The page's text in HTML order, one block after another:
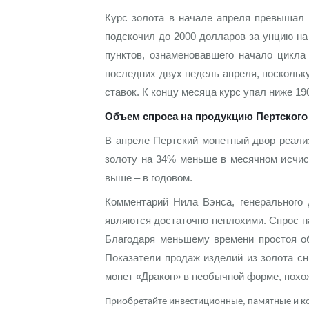
Золотой червонец Сеятель
Золотые слитки
Аксессуары
Гарри Поттер
Флот: ледоколы и корабли
Ювелирные изделия
Русская нумизматика
Золотая карманная галерея
Выкуп серебряных монет
Вопрос - ответ
Памятка для работы с монетами из драгметаллов
Условия возврата
Политика конфиденциальности
Положение по обработке и защите персональных
Распродажа монет и жетонов
Итоги 2025 года. Прогноз курсов золота,
Георгий Победоносец - динамика цен
Курс золота и серебра
Лом выкуп
Скупка слитков
О нас
Наши преимущества
Письмо директору
Пресс-служба
Курс золота в начале апреля
подскочил до 2000 долларов за унцию
пунктов, ознаменовавшего начало
последних двух недель апреля,
ставок. К концу месяца курс упал ниже
Объем спроса на продукцию
В апреле Пертский монетный двор
золоту на 34% меньше в месячном
выше – в годовом.
Комментарий Нила Вэнса,
являются достаточно неплохими. Спрос
Благодаря меньшему времени простоя
Показатели продаж изделий из золота
монет «Дракон» в необычной форме,
Приобретайте инвестиционные, памятные и